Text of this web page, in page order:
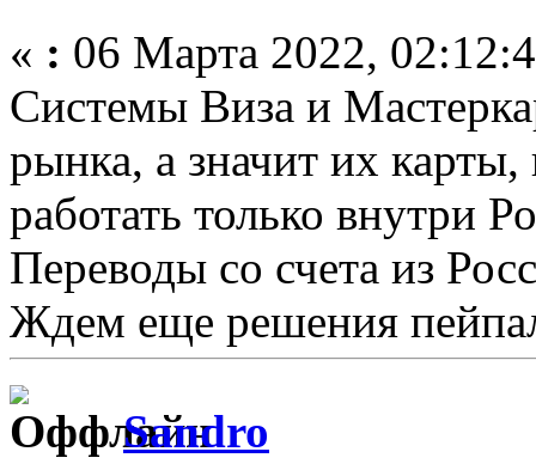
« : 06 Марта 2022,
Системы Виза и
рынка, а значит их
работать только внутри
Переводы со счета из
Ждем еще решения
Sandro